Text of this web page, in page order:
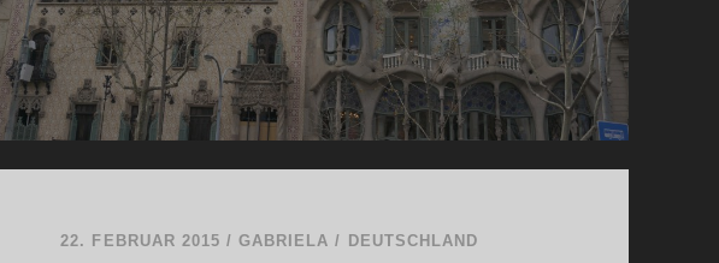
22. FEBRUAR 2015 /GABRIELA / DEUTSCHLAND